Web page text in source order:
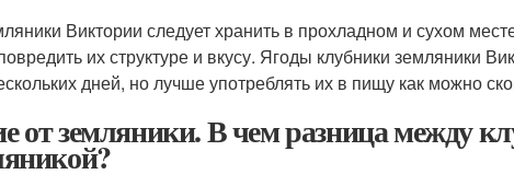
Виктории следует хранить в прохладном и сухом
их структуре и вкусу. Ягоды клубники земляники
дней, но лучше употреблять их в пищу как можно
от земляники. В чем разница между